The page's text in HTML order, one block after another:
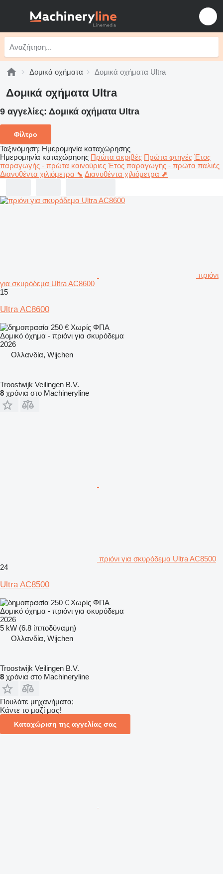
Δομικά οχήματα Δομικά οχήματα Ultra
Δομικά οχήματα Ultra
9 αγγελίες: Δομικά οχήματα Ultra
Φίλτρο
Ταξινόμηση: Ημερομηνία καταχώρησης
Ημερομηνία καταχώρησης Πρώτα ακριβές Πρώτα φτηνές Έτος
παραγωγής - πρώτα καινούριες Έτος παραγωγής - πρώτα παλιές
Διανυθέντα χιλιόμετρα ⬊ Διανυθέντα χιλιόμετρα ⬈
πριόνι
για σκυρόδεμα Ultra AC8600
15
Ultra AC8600
250 € Χωρίς ΦΠΑ
Δομικό όχημα - πριόνι για σκυρόδεμα
2026
Ολλανδία, Wijchen
Troostwijk Veilingen B.V.
8 χρόνια στο Machineryline
πριόνι για σκυρόδεμα Ultra AC8500
24
Ultra AC8500
250 € Χωρίς ΦΠΑ
Δομικό όχημα - πριόνι για σκυρόδεμα
2026
5 kW (6.8 ίπποδύναμη)
Ολλανδία, Wijchen
Troostwijk Veilingen B.V.
8 χρόνια στο Machineryline
Πουλάτε μηχανήματα;
Κάντε το μαζί μας!
Καταχώριση της αγγελίας σας